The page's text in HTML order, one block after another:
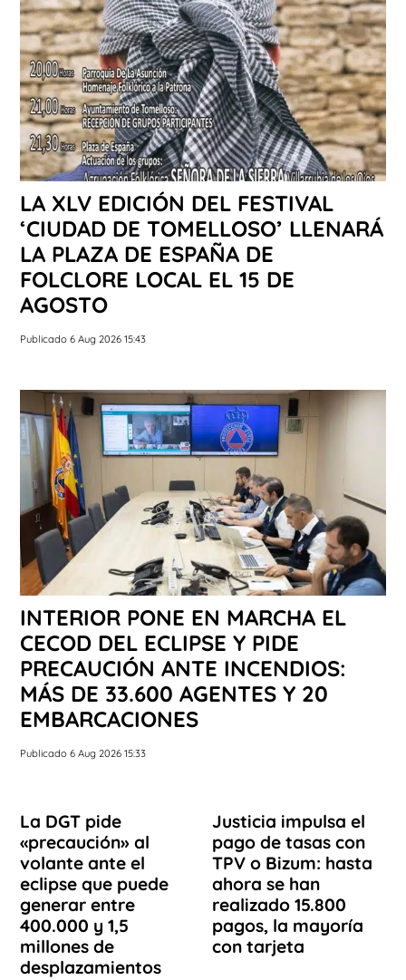
LA XLV EDICIÓN DEL FESTIVAL
‘CIUDAD DE TOMELLOSO’ LLENARÁ
LA PLAZA DE ESPAÑA DE
FOLCLORE LOCAL EL 15 DE
AGOSTO
Publicado 6 Aug 2026 15:43
INTERIOR PONE EN MARCHA EL
CECOD DEL ECLIPSE Y PIDE
PRECAUCIÓN ANTE INCENDIOS:
MÁS DE 33.600 AGENTES Y 20
EMBARCACIONES
Publicado 6 Aug 2026 15:33
La DGT pide
«precaución» al
volante ante el
eclipse que puede
generar entre
400.000 y 1,5
millones de
desplazamientos
Justicia impulsa el
pago de tasas con
TPV o Bizum: hasta
ahora se han
realizado 15.800
pagos, la mayoría
con tarjeta